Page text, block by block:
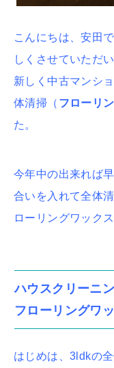
こんにちは、安田
しくさせていただ
新しく中古マンシ
体清掃（ フローリ
た。
今年中の出来れば
合いを入れて全体
ローリングワック
ハウスクリーニ
フローリングワ
はじめは、3ldkの